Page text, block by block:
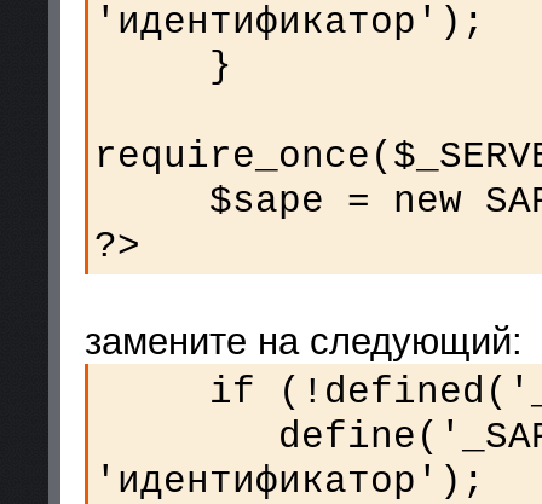
'идентификатор');
}
$sape = new
?>
замените на следующий:
if
'идентификатор');